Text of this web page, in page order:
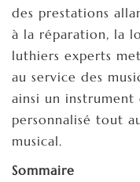
des prestations
à la réparation, la
luthiers experts
au service des
ainsi un
personnalisé tout
musical.
Sommaire